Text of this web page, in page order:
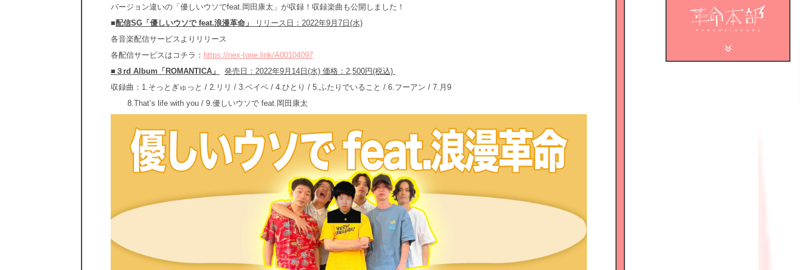
バージョン違いの「優しいウソでfeat.岡田康太」が収録！収録楽曲も公開しました！
■配信SG「優しいウソで feat.浪漫革命」
リリース日：2022年9月7日(水)
各音楽配信サービスよりリリース
各配信サービスはコチラ： https://nex-tone.link/A00104097
■３rd Album「ROMANTICA」
発売日：2022年9月14日(水) 価格：2,500円(税込)
収録曲：1.そっとぎゅっと / 2.リリ / 3.ベイベ / 4.ひとり / 5.ふたりでいること / 6.フーアン / 7.月9
8.That’s life with you / 9.優しいウソで feat.岡田康太